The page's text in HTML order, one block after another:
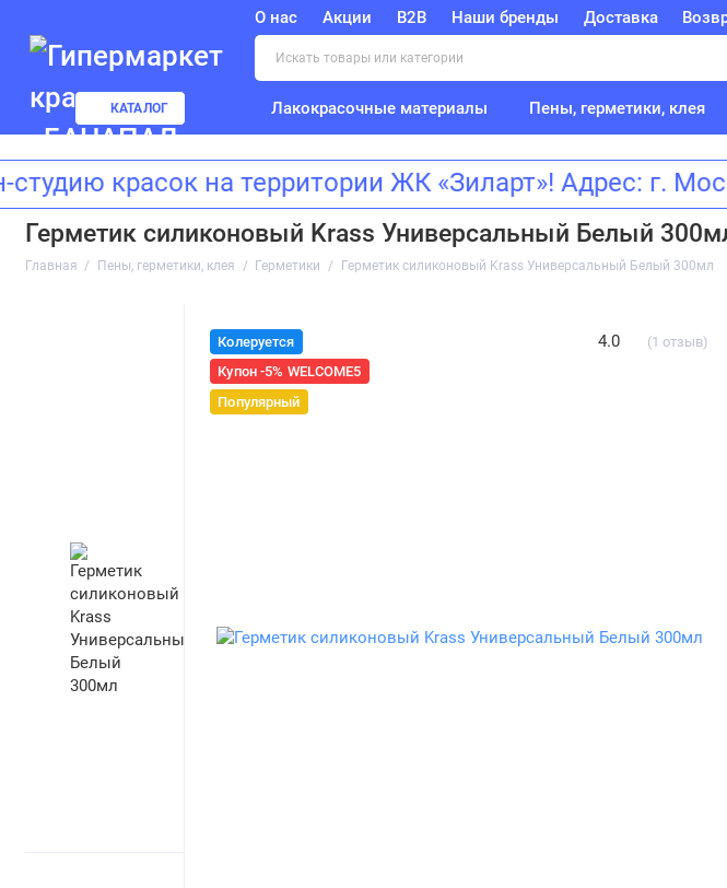
О нас Акции B2B Наши бренды Доставка
КАТАЛОГ Лакокрасочные материалы Пены, герметики, клея
красок на территории ЖК «Зиларт»! Адрес: г.
Герметик силиконовый Krass Универсальный Белый
Главная Пены, герметики, клея Герметики Герметик силиконовый Krass Универсальный Белый 300мл
Колеруется
Купон -5% WELCOME5
Популярный
4.0 (1 отзыв)